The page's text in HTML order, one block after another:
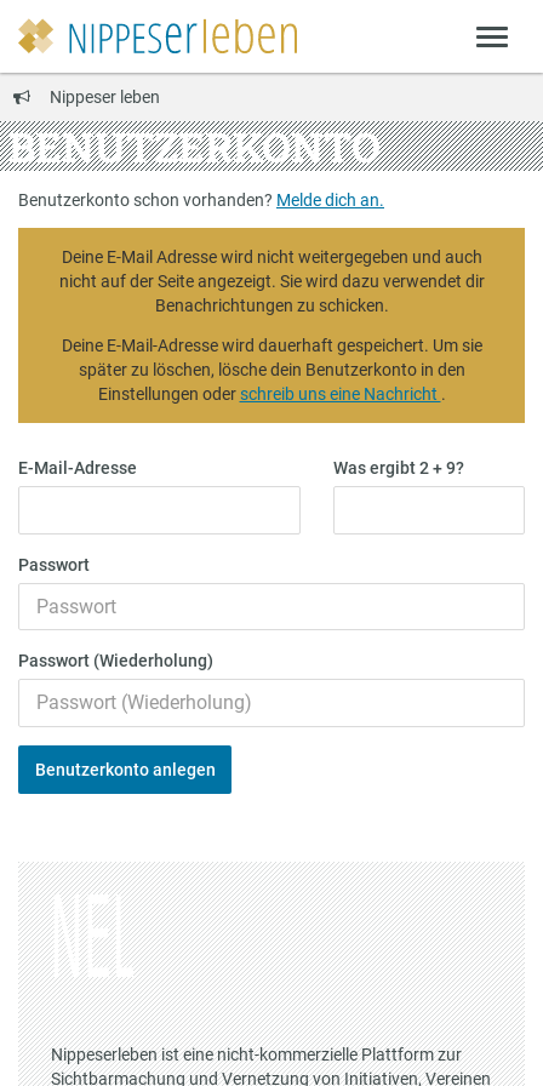
Nippeser leben
BENUTZERKONTO
Benutzerkonto schon vorhanden? Melde dich an.
Deine E-Mail Adresse wird nicht weitergegeben und auch
nicht auf der Seite angezeigt. Sie wird dazu verwendet dir
Benachrichtungen zu schicken.
Deine E-Mail-Adresse wird dauerhaft gespeichert. Um sie
später zu löschen, lösche dein Benutzerkonto in den
Einstellungen oderschreib uns eine Nachricht .
E-Mail-Adresse Was ergibt 2 + 9?
Passwort
Passwort (Wiederholung)
Benutzerkonto anlegen
Nippeserleben ist eine nicht-kommerzielle Plattform zur
Sichtbarmachung und Vernetzung von Initiativen, Vereinen